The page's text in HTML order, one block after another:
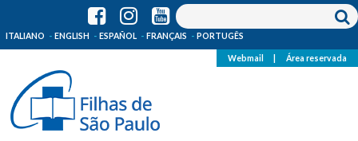
ITALIANO ENGLISH ESPAÑOL FRANÇAIS PORTUGÊS
Webmail Área reservada